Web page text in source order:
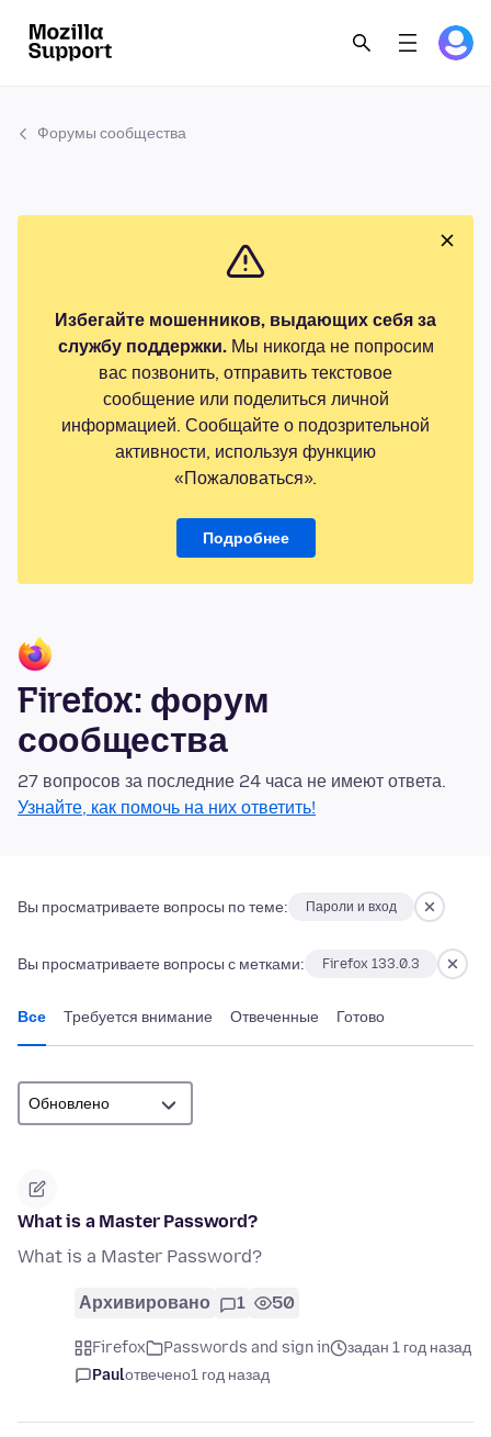
Форумы сообщества
Избегайте мошенников, выдающих себя за
службу поддержки.Мы никогда не попросим
вас позвонить, отправить текстовое
сообщение или поделиться личной
информацией. Сообщайте о подозрительной
активности, используя функцию
«Пожаловаться».
Подробнее
Firefox: форум
сообщества
27 вопросов за последние 24 часа не имеют ответа.
Узнайте, как помочь на них ответить!
Вы просматриваете вопросы по теме: Пароли и вход
Вы просматриваете вопросы с метками: Firefox 133.0.3
Все Требуется внимание Отвеченные Готово
What is a Master Password?
What is a Master Password?
Архивировано 1 50
Firefox Passwords and sign in
задан 1 год назад
Paulотвечено1 год назад